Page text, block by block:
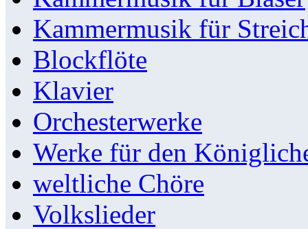
Kammermusik für
Blockflöte
Klavier
Orchesterwerke
Werke für den
weltliche Chöre
Volkslieder